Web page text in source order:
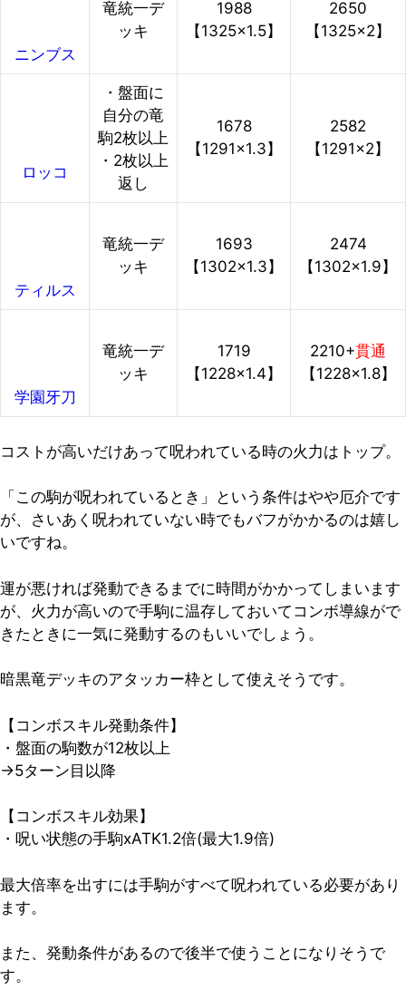
ニンブス
竜統一デ
ッキ
1988
【1325×1.5】
2650
【1325×2】
ロッコ
・盤面に
自分の竜
駒2枚以上
・2枚以上
返し
1678
【1291×1.3】
2582
【1291×2】
ティルス
竜統一デ
ッキ
1693
【1302×1.3】
2474
【1302×1.9】
学園牙刀
竜統一デ
ッキ
1719
【1228×1.4】
2210+貫通
【1228×1.8】
コストが高いだけあって呪われている時の火力はトップ。
「この駒が呪われているとき」という条件はやや厄介です
が、さいあく呪われていない時でもバフがかかるのは嬉し
いですね。
運が悪ければ発動できるまでに時間がかかってしまいます
が、火力が高いので手駒に温存しておいてコンボ導線がで
きたときに一気に発動するのもいいでしょう。
暗黒竜デッキのアタッカー枠として使えそうです。
【コンボスキル発動条件】
・盤面の駒数が12枚以上
→5ターン目以降
【コンボスキル効果】
・呪い状態の手駒xATK1.2倍(最大1.9倍)
最大倍率を出すには手駒がすべて呪われている必要があり
ます。
また、発動条件があるので後半で使うことになりそうで
す。